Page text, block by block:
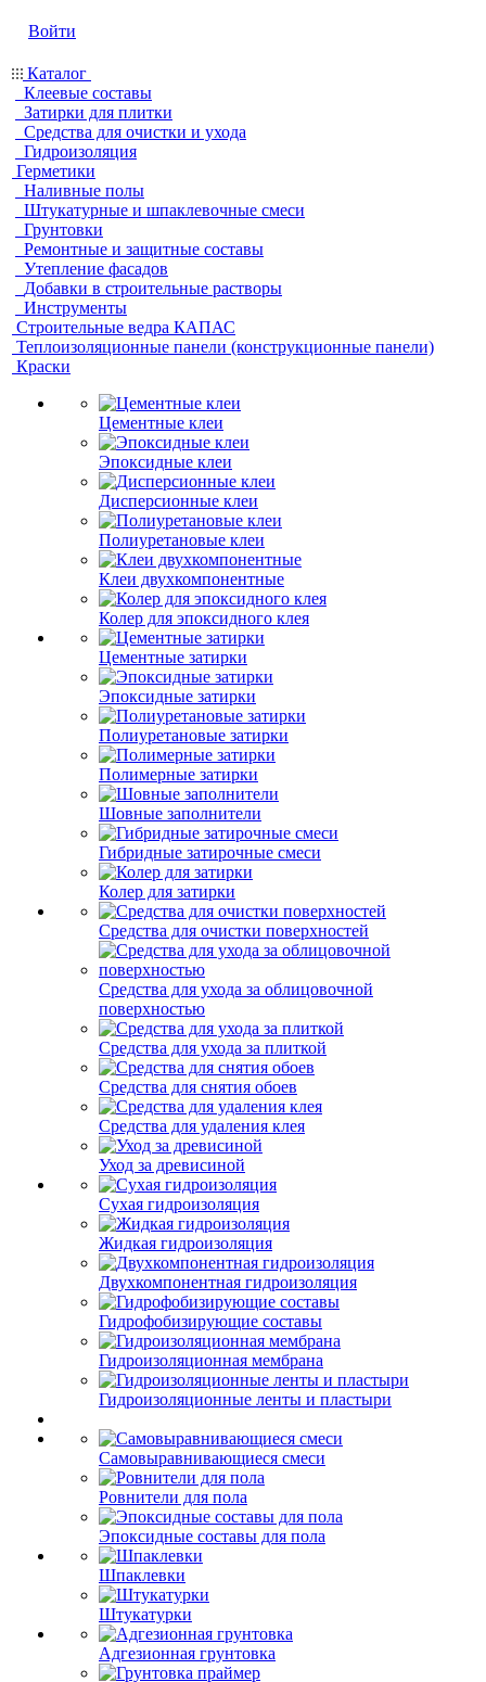
Войти
Каталог
Клеевые составы
Затирки для плитки
Средства для очистки и ухода
Гидроизоляция
Герметики
Наливные полы
Штукатурные и шпаклевочные смеси
Грунтовки
Ремонтные и защитные составы
Утепление фасадов
Добавки в строительные растворы
Инструменты
Строительные ведра КАПАС
Теплоизоляционные панели (конструкционные панели)
Краски
Цементные клеи
Эпоксидные клеи
Дисперсионные клеи
Полиуретановые клеи
Клеи двухкомпонентные
Колер для эпоксидного клея
Цементные затирки
Эпоксидные затирки
Полиуретановые затирки
Полимерные затирки
Шовные заполнители
Гибридные затирочные смеси
Колер для затирки
Средства для очистки поверхностей
Средства для ухода за облицовочной
поверхностью
Средства для ухода за плиткой
Средства для снятия обоев
Средства для удаления клея
Уход за древисиной
Сухая гидроизоляция
Жидкая гидроизоляция
Двухкомпонентная гидроизоляция
Гидрофобизирующие составы
Гидроизоляционная мембрана
Гидроизоляционные ленты и пластыри
Самовыравнивающиеся смеси
Ровнители для пола
Эпоксидные составы для пола
Шпаклевки
Штукатурки
Адгезионная грунтовка